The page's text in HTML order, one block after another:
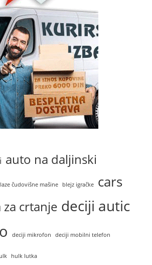
auto na daljinski
čudovišne mašine blejz igračke cars
za crtanje deciji autic
deciji mikrofon deciji mobilni telefon
hulk lutka